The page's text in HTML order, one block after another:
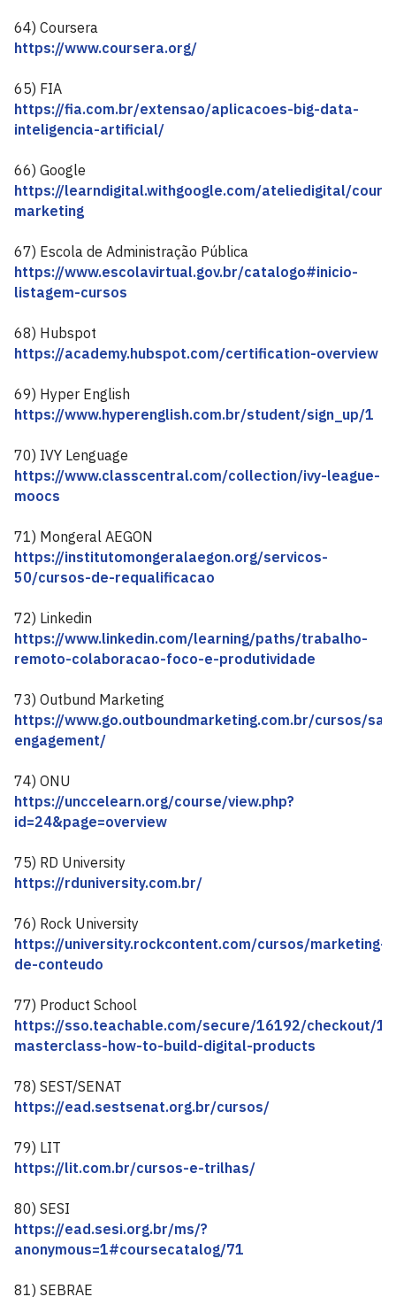
64) Coursera
https://www.coursera.org/
65) FIA
https://fia.com.br/extensao/aplicacoes-big-data-
inteligencia-artificial/
66) Google
https://learndigital.withgoogle.com/ateliedigital/
marketing
67) Escola de Administração Pública
https://www.escolavirtual.gov.br/catalogo#inicio-
listagem-cursos
68) Hubspot
https://academy.hubspot.com/certification-overview
69) Hyper English
https://www.hyperenglish.com.br/student/sign_up/1
70) IVY Lenguage
https://www.classcentral.com/collection/ivy-league-
moocs
71) Mongeral AEGON
https://institutomongeralaegon.org/servicos-
50/cursos-de-requalificacao
72) Linkedin
https://www.linkedin.com/learning/paths/trabalho-
remoto-colaboracao-foco-e-produtividade
73) Outbund Marketing
https://www.go.outboundmarketing.com.br/cursos/
engagement/
74) ONU
https://unccelearn.org/course/view.php?
id=24&page=overview
75) RD University
https://rduniversity.com.br/
76) Rock University
https://university.rockcontent.com/cursos/marketing-
de-conteudo
77) Product School
https://sso.teachable.com/secure/16192/checkout/
masterclass-how-to-build-digital-products
78) SEST/SENAT
https://ead.sestsenat.org.br/cursos/
79) LIT
https://lit.com.br/cursos-e-trilhas/
80) SESI
https://ead.sesi.org.br/ms/?
anonymous=1#coursecatalog/71
81) SEBRAE